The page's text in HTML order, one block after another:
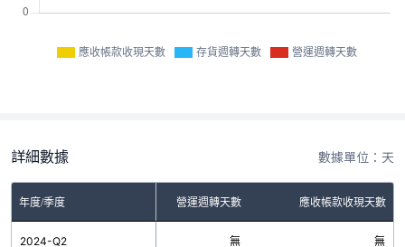
應收帳款收現天數 存貨週轉天數 營運週轉天數
詳細數據 數據單位：天
年度/季度
存貨週轉天數 營運週轉天數 應收帳款收現天數
2024-Q2 無 無